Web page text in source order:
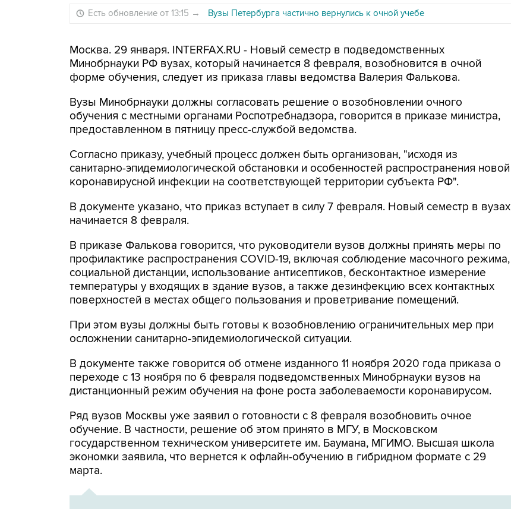
Есть обновление от 13:15 → Вузы Петербурга частично вернулись к очной учебе
Москва. 29 января. INTERFAX.RU - Новый семестр в подведомственных
Минобрнауки РФ вузах, который начинается 8 февраля, возобновится в очной
форме обучения, следует из приказа главы ведомства Валерия Фалькова.
Вузы Минобрнауки должны согласовать решение о возобновлении очного
обучения с местными органами Роспотребнадзора, говорится в приказе министра,
предоставленном в пятницу пресс-службой ведомства.
Согласно приказу, учебный процесс должен быть организован, "исходя из
санитарно-эпидемиологической обстановки и особенностей распространения новой
коронавирусной инфекции на соответствующей территории субъекта РФ".
В документе указано, что приказ вступает в силу 7 февраля. Новый семестр в вузах
начинается 8 февраля.
В приказе Фалькова говорится, что руководители вузов должны принять меры по
профилактике распространения COVID-19, включая соблюдение масочного режима,
социальной дистанции, использование антисептиков, бесконтактное измерение
температуры у входящих в здание вузов, а также дезинфекцию всех контактных
поверхностей в местах общего пользования и проветривание помещений.
При этом вузы должны быть готовы к возобновлению ограничительных мер при
осложнении санитарно-эпидемиологической ситуации.
В документе также говорится об отмене изданного 11 ноября 2020 года приказа о
переходе с 13 ноября по 6 февраля подведомственных Минобрнауки вузов на
дистанционный режим обучения на фоне роста заболеваемости коронавирусом.
Ряд вузов Москвы уже заявил о готовности с 8 февраля возобновить очное
обучение. В частности, решение об этом принято в МГУ, в Московском
государственном техническом университете им. Баумана, МГИМО. Высшая школа
экономки заявила, что вернется к офлайн-обучению в гибридном формате с 29
марта.